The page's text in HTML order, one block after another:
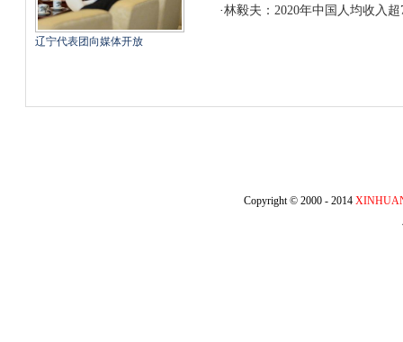
辽宁代表团向媒体开放
·林毅夫：2020年中国人均收入超
Copyright © 2000 - 2014